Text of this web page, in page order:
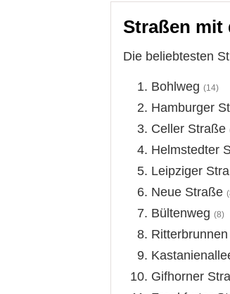
Straßen mit
Die beliebtesten
Bohlweg (14)
Hamburger
Celler Straße
Helmstedter
Leipziger
Neue Straße
Bültenweg (8)
Ritterbrunnen
Gifhorner